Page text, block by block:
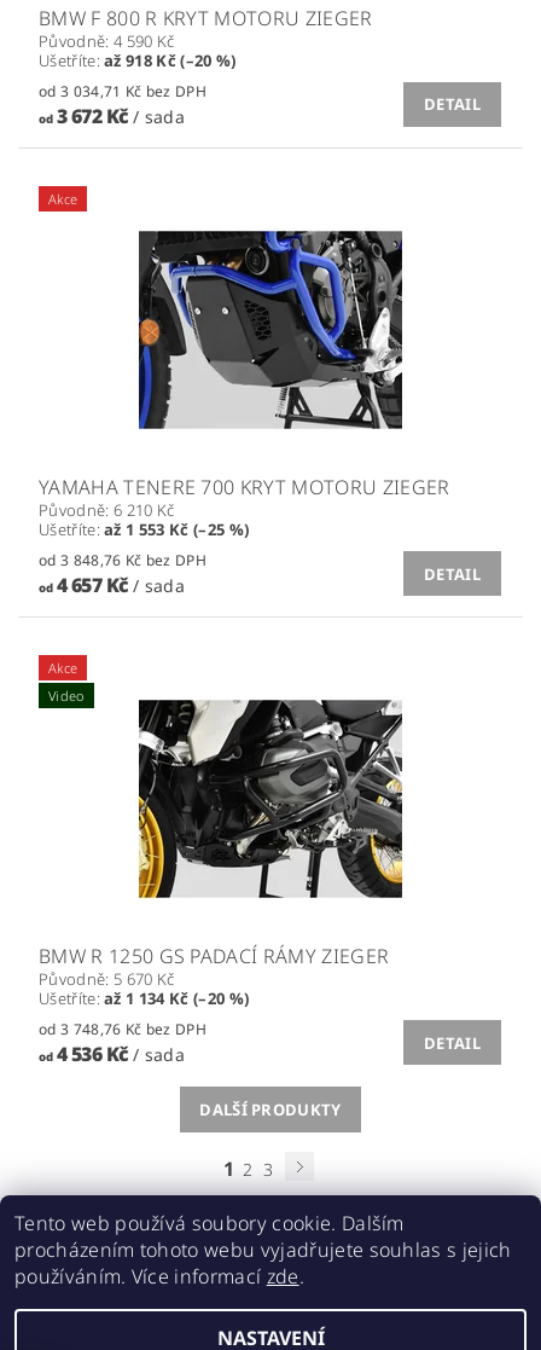
BMW F 800 R KRYT MOTORU ZIEGER
Původně: 4 590 Kč
Ušetříte:až 918 Kč (–20 %)
od 3 034,71 Kč bez DPH
od3 672 Kč/ sada
DETAIL
Akce
YAMAHA TENERE 700 KRYT MOTORU ZIEGER
Původně: 6 210 Kč
Ušetříte:až 1 553 Kč (–25 %)
od 3 848,76 Kč bez DPH
od4 657 Kč/ sada
DETAIL
Akce
Video
BMW R 1250 GS PADACÍ RÁMY ZIEGER
Původně: 5 670 Kč
Ušetříte:až 1 134 Kč (–20 %)
od 3 748,76 Kč bez DPH
od4 536 Kč/ sada
DETAIL
DALŠÍ PRODUKTY
1 2 3
Acebikes bezpečná přeprava, parkování motocyklů a skútrů
Tento web používá soubory cookie. Dalším
procházením tohoto webu vyjadřujete souhlas s jejich
používáním. Více informací zde.
NASTAVENÍ